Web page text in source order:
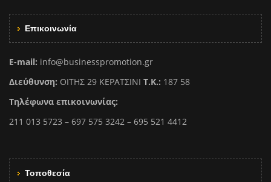
Επικοινωνία
E-mail: info@businesspromotion.gr
Διεύθυνση: ΟΙΤΗΣ 29 ΚΕΡΑΤΣΙΝΙ Τ.Κ.: 187 58
Τηλέφωνα επικοινωνίας:
211 013 5723 – 697 575 3242 – 695 521 4412
Τοποθεσία